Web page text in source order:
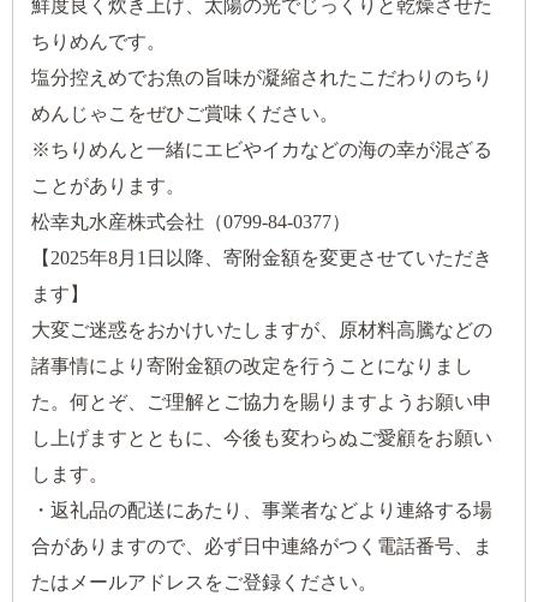
鮮度良く炊き上げ、太陽の光でじっくりと乾燥させた
ちりめんです。
塩分控えめでお魚の旨味が凝縮されたこだわりのちり
めんじゃこをぜひご賞味ください。
※ちりめんと一緒にエビやイカなどの海の幸が混ざる
ことがあります。
松幸丸水産株式会社（0799-84-0377）
【2025年8月1日以降、寄附金額を変更させていただき
ます】
大変ご迷惑をおかけいたしますが、原材料高騰などの
諸事情により寄附金額の改定を行うことになりまし
た。何とぞ、ご理解とご協力を賜りますようお願い申
し上げますとともに、今後も変わらぬご愛顧をお願い
します。
・返礼品の配送にあたり、事業者などより連絡する場
合がありますので、必ず日中連絡がつく電話番号、ま
たはメールアドレスをご登録ください。